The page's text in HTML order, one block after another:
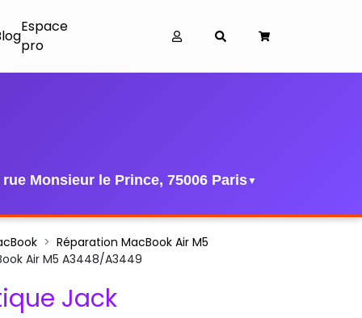
Espace
pro
rue Monsieur le Prince, 75006 Paris▼
Réparation MacBook Air M5
Air M5 A3448/A3449
Jack